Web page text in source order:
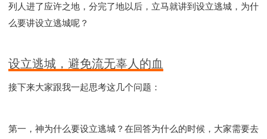
神的愤怒系列
教会系列
智慧愚昧与狂妄
争战系列
信望爱系列
管理系列
信仰根基系列 命定系列
建立荣耀教会
命定性格系列
使徒保罗的福音
属灵的世界
列人进了应许之地，分完了地以后，立马就讲到设立逃城，为什
么要讲设立逃城呢？
设立逃城，避免流无辜人的血
接下来大家跟我一起思考这几个问题：
第一，神为什么要设立逃城？在回答为什么的时候，大家需要去